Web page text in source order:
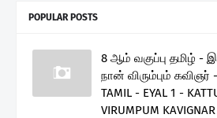
POPULAR POSTS
8 ஆம் வகுப்பு தமிழ் -
நான் விரும்பும்
TAMIL - EYAL 1 -
VIRUMPUM